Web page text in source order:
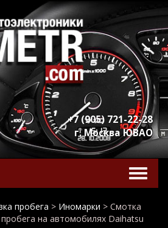
+7 (905) 721-22-28
г. Москва ЮВАО
пробега > Иномарки > Смотка
на автомобилях Daihatsu